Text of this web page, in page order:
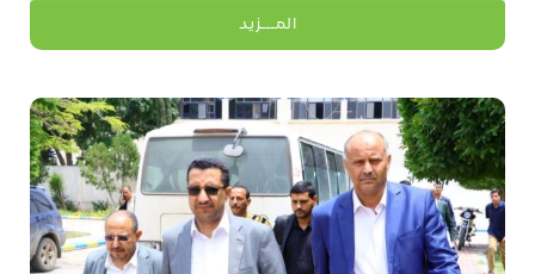
المـــزيد